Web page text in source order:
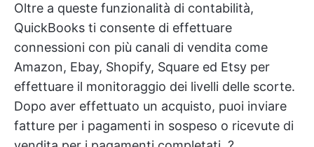
Oltre a queste funzionalità di contabilità,
QuickBooks ti consente di effettuare
connessioni con più canali di vendita come
Amazon, Ebay, Shopify, Square ed Etsy per
effettuare il monitoraggio dei livelli delle scorte.
Dopo aver effettuato un acquisto, puoi inviare
fatture per i pagamenti in sospeso o ricevute di